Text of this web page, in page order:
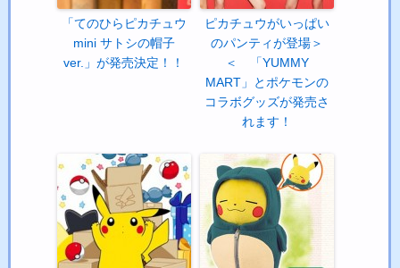
「てのひらピカチュウ
mini サトシの帽子
ver.」が発売決定！！
ピカチュウがいっぱい
のパンティが登場＞
＜ 「YUMMY
MART」とポケモンの
コラボグッズが発売さ
れます！